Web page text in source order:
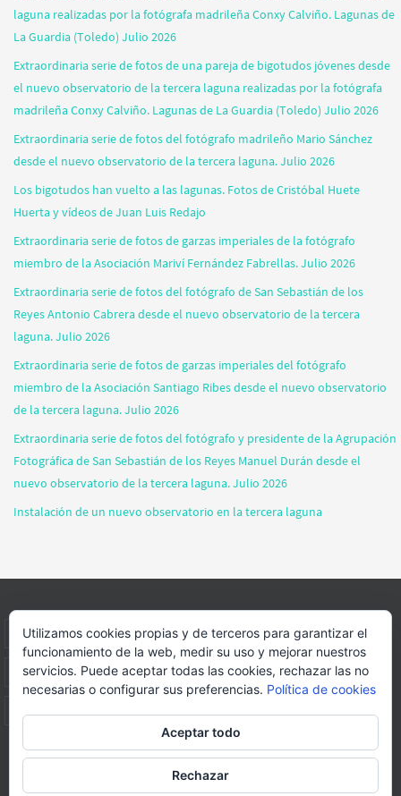
laguna realizadas por la fotógrafa madrileña Conxy Calviño. Lagunas de
La Guardia (Toledo) Julio 2026
Extraordinaria serie de fotos de una pareja de bigotudos jóvenes desde
el nuevo observatorio de la tercera laguna realizadas por la fotógrafa
madrileña Conxy Calviño. Lagunas de La Guardia (Toledo) Julio 2026
Extraordinaria serie de fotos del fotógrafo madrileño Mario Sánchez
desde el nuevo observatorio de la tercera laguna. Julio 2026
Los bigotudos han vuelto a las lagunas. Fotos de Cristóbal Huete
Huerta y vídeos de Juan Luis Redajo
Extraordinaria serie de fotos de garzas imperiales de la fotógrafo
miembro de la Asociación Mariví Fernández Fabrellas. Julio 2026
Extraordinaria serie de fotos del fotógrafo de San Sebastián de los
Reyes Antonio Cabrera desde el nuevo observatorio de la tercera
laguna. Julio 2026
Extraordinaria serie de fotos de garzas imperiales del fotógrafo
miembro de la Asociación Santiago Ribes desde el nuevo observatorio
de la tercera laguna. Julio 2026
Extraordinaria serie de fotos del fotógrafo y presidente de la Agrupación
Fotográfica de San Sebastián de los Reyes Manuel Durán desde el
nuevo observatorio de la tercera laguna. Julio 2026
Instalación de un nuevo observatorio en la tercera laguna
INICIO INFORMACIÓN ASOCIACION SUS HABITANTES
FOTOS VIDEOS BLOG PATROCINADORES DONACIONES
Página web realizada porFORMACION WEBS Y MULTIMEDIA
Utilizamos cookies propias y de terceros para garantizar el
funcionamiento de la web, medir su uso y mejorar nuestros
servicios. Puede aceptar todas las cookies, rechazar las no
necesarias o configurar sus preferencias. Política de cookies
Aceptar todo
Rechazar